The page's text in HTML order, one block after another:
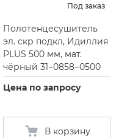
Под заказ
Полотенцесушитель
эл. скр подкл, Идиллия
PLUS 500 мм, мат.
чёрный 31−0858−0500
Цена по запросу
В корзину